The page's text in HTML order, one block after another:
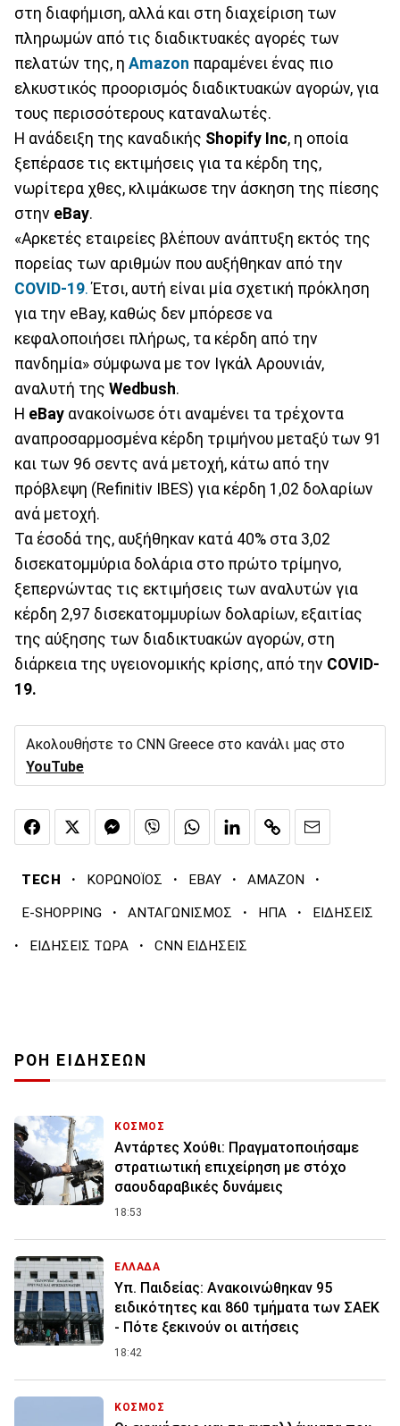
στη διαφήμιση, αλλά και στη διαχείριση των
πληρωμών από τις διαδικτυακές αγορές των
πελατών της, η Amazon παραμένει ένας πιο
ελκυστικός προορισμός διαδικτυακών αγορών, για
τους περισσότερους καταναλωτές.
Η ανάδειξη της καναδικής Shopify Inc, η οποία
ξεπέρασε τις εκτιμήσεις για τα κέρδη της,
νωρίτερα χθες, κλιμάκωσε την άσκηση της πίεσης
στην eBay.
«Αρκετές εταιρείες βλέπουν ανάπτυξη εκτός της
πορείας των αριθμών που αυξήθηκαν από την
COVID-19.Έτσι, αυτή είναι μία σχετική πρόκληση
για την eBay, καθώς δεν μπόρεσε να
κεφαλοποιήσει πλήρως, τα κέρδη από την
πανδημία» σύμφωνα με τον Ιγκάλ Αρουνιάν,
αναλυτή της Wedbush.
Η eBay ανακοίνωσε ότι αναμένει τα τρέχοντα
αναπροσαρμοσμένα κέρδη τριμήνου μεταξύ των 91
και των 96 σεντς ανά μετοχή, κάτω από την
πρόβλεψη (Refinitiv IBES) για κέρδη 1,02 δολαρίων
ανά μετοχή.
Τα έσοδά της, αυξήθηκαν κατά 40% στα 3,02
δισεκατομμύρια δολάρια στο πρώτο τρίμηνο,
ξεπερνώντας τις εκτιμήσεις των αναλυτών για
κέρδη 2,97 δισεκατομμυρίων δολαρίων, εξαιτίας
της αύξησης των διαδικτυακών αγορών, στη
διάρκεια της υγειονομικής κρίσης, από την COVID-
19.
Ακολουθήστε το CNN Greece στο κανάλι μας στο
YouTube
TECH · ΚΟΡΩΝΟΪΟΣ · EBAY · AMAZON ·
E-SHOPPING · ΑΝΤΑΓΩΝΙΣΜΟΣ · ΗΠΑ · ΕΙΔΗΣΕΙΣ
· ΕΙΔΗΣΕΙΣ ΤΩΡΑ · CNN ΕΙΔΗΣΕΙΣ
ΡΟΗ ΕΙΔΗΣΕΩΝ
ΚΟΣΜΟΣ
Αντάρτες Χούθι: Πραγματοποιήσαμε
στρατιωτική επιχείρηση με στόχο
σαουδαραβικές δυνάμεις
18:53
ΕΛΛΑΔΑ
Υπ. Παιδείας: Ανακοινώθηκαν 95
ειδικότητες και 860 τμήματα των ΣΑΕΚ
- Πότε ξεκινούν οι αιτήσεις
18:42
ΚΟΣΜΟΣ